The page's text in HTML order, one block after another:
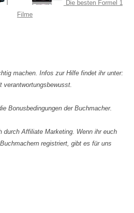
Die besten Formel 1
Filme
machen. Infos zur Hilfe findet ihr unter:
verantwortungsbewusst.
Bonusbedingungen der Buchmacher.
durch Affiliate Marketing. Wenn ihr euch
registriert, gibt es für uns